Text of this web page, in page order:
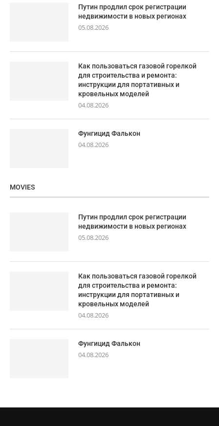
Путин продлил срок регистрации
недвижимости в новых регионах
05.08.2026
Как пользоваться газовой горелкой
для строительства и ремонта:
инструкции для портативных и
кровельных моделей
04.08.2026
Фунгицид Фалькон
04.08.2026
MOVIES
Путин продлил срок регистрации
недвижимости в новых регионах
05.08.2026
Как пользоваться газовой горелкой
для строительства и ремонта:
инструкции для портативных и
кровельных моделей
04.08.2026
Фунгицид Фалькон
04.08.2026